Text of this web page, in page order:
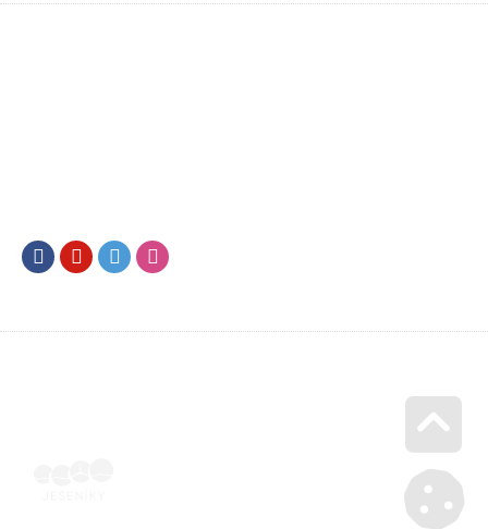
FacebookYoutubeTwitter
Go